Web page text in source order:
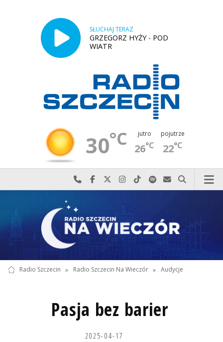
SŁUCHAJ TERAZ
GRZEGORZ HYŻY - POD
WIATR
30°C jutro
26°C
pojutrze
22°C
Najlepiej po prostu do nas zadzwoń
Odwiedź nas na Facebook-u
Odwiedź nas na X
Odwiedź nas na Instagram-ie
Odwiedź nas na TikTok-u
Szukaj nas na Spotify
Wyślij do nas
Szukaj
Radio Szczecin » Radio Szczecin Na Wieczór » Audycje
Pasja bez barier
2025-04-17